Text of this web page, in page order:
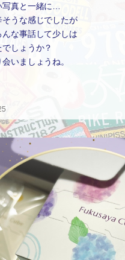
写真と一緒に…
そうな感じでしたが
んな事話して少しは
しょうか？
いましょうね。